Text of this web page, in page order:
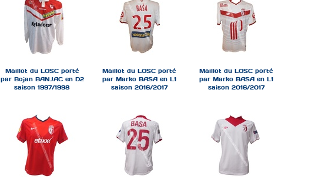
Maillot du LOSC porté
par Bojan BANJAC en D2
saison 1997/1998
Maillot du LOSC porté
par Marko BASA en L1
saison 2016/2017
Maillot du LOSC porté
par Marko BASA en L1
saison 2016/2017